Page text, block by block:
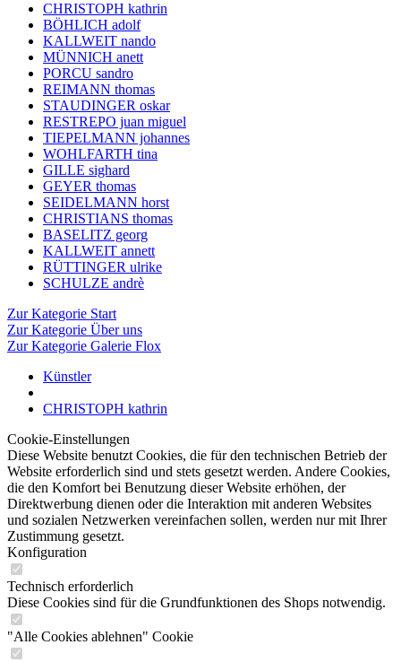
CHRISTOPH kathrin
BÖHLICH adolf
KALLWEIT nando
MÜNNICH anett
PORCU sandro
REIMANN thomas
STAUDINGER oskar
RESTREPO juan miguel
TIEPELMANN johannes
WOHLFARTH tina
GILLE sighard
GEYER thomas
SEIDELMANN horst
CHRISTIANS thomas
BASELITZ georg
KALLWEIT annett
RÜTTINGER ulrike
SCHULZE andrè
Zur Kategorie Start
Zur Kategorie Über uns
Zur Kategorie Galerie Flox
Künstler
CHRISTOPH kathrin
Cookie-Einstellungen
Diese Website benutzt Cookies, die für den technischen Betrieb der
Website erforderlich sind und stets gesetzt werden. Andere Cookies,
die den Komfort bei Benutzung dieser Website erhöhen, der
Direktwerbung dienen oder die Interaktion mit anderen Websites
und sozialen Netzwerken vereinfachen sollen, werden nur mit Ihrer
Zustimmung gesetzt.
Konfiguration
Technisch erforderlich
Diese Cookies sind für die Grundfunktionen des Shops notwendig.
"Alle Cookies ablehnen" Cookie